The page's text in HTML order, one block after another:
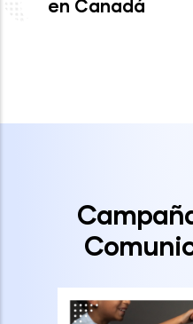
en Canadá